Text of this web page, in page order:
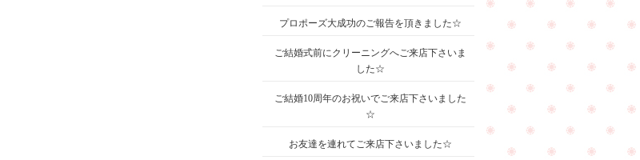
プロポーズ大成功のご報告を頂きました☆
ご結婚式前にクリーニングへご来店下さいま
した☆
ご結婚10周年のお祝いでご来店下さいました
☆
お友達を連れてご来店下さいました☆